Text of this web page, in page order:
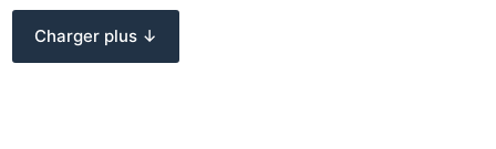
Charger plus ↓